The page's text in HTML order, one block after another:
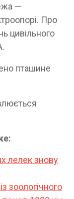
—
Про
цивільного
пташине
лелек знову
зоологічного